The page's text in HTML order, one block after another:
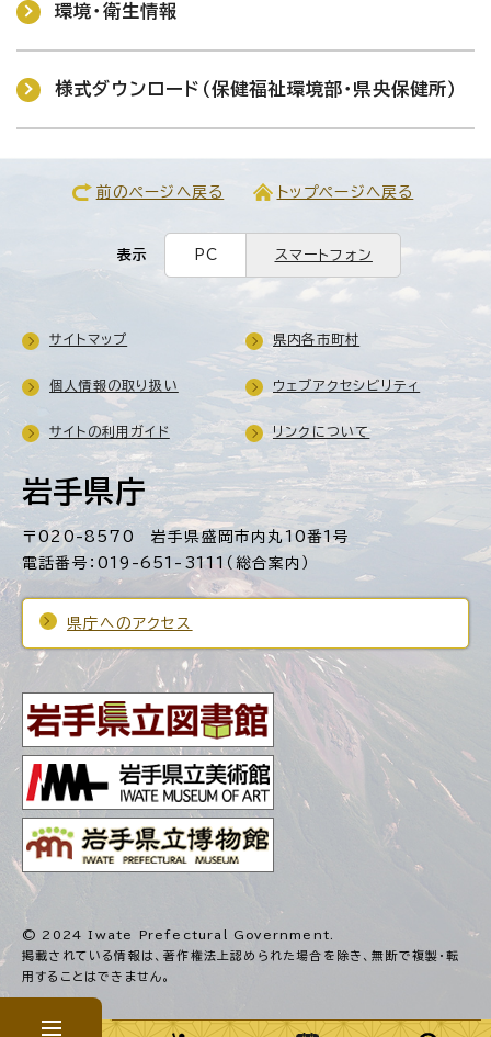
環境・衛生情報
様式ダウンロード（保健福祉環境部・県央保健所）
前のページへ戻る トップページへ戻る
表示 PC スマートフォン
岩手県庁
〒020-8570 岩手県盛岡市内丸10番1号
電話番号：019-651-3111（総合案内）
県庁へのアクセス
サイトマップ 県内各市町村
個人情報の取り扱い ウェブアクセシビリティ
サイトの利用ガイド リンクについて
© 2024 Iwate Prefectural Government.
掲載されている情報は、著作権法上認められた場合を除き、無断で複製・転
用することはできません。